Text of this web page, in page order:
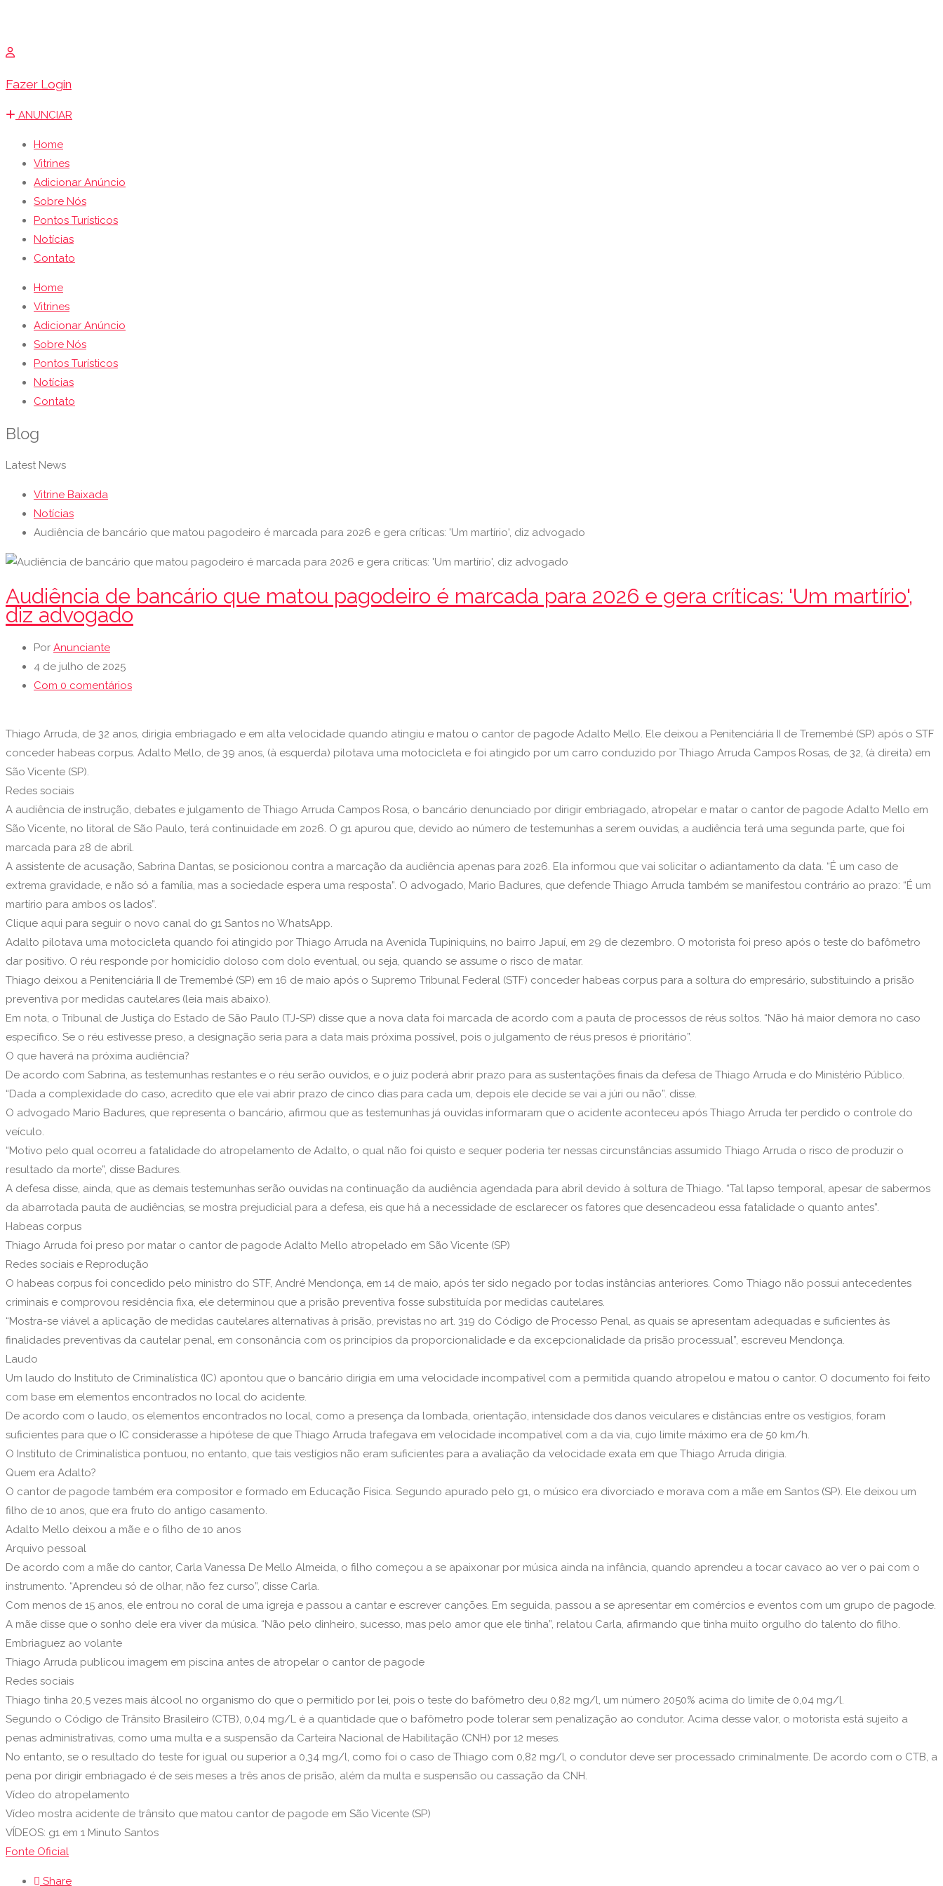
Fazer Login
ANUNCIAR
Home
Vitrines
Adicionar Anúncio
Sobre Nós
Pontos Turísticos
Notícias
Contato
Home
Vitrines
Adicionar Anúncio
Sobre Nós
Pontos Turísticos
Notícias
Contato
Blog
Latest News
Vitrine Baixada
Notícias
Audiência de bancário que matou pagodeiro é marcada para 2026 e gera críticas: 'Um martírio', diz advogado
Audiência de bancário que matou pagodeiro é marcada para 2026 e gera críticas: 'Um martírio',
diz advogado
Por Anunciante
4 de julho de 2025
Com 0 comentários
Thiago Arruda, de 32 anos, dirigia embriagado e em alta velocidade quando atingiu e matou o cantor de pagode Adalto Mello. Ele deixou a Penitenciária II de Tremembé (SP) após o STF
conceder habeas corpus. Adalto Mello, de 39 anos, (à esquerda) pilotava uma motocicleta e foi atingido por um carro conduzido por Thiago Arruda Campos Rosas, de 32, (à direita) em
São Vicente (SP).
Redes sociais
A audiência de instrução, debates e julgamento de Thiago Arruda Campos Rosa, o bancário denunciado por dirigir embriagado, atropelar e matar o cantor de pagode Adalto Mello em
São Vicente, no litoral de São Paulo, terá continuidade em 2026. O g1 apurou que, devido ao número de testemunhas a serem ouvidas, a audiência terá uma segunda parte, que foi
marcada para 28 de abril.
A assistente de acusação, Sabrina Dantas, se posicionou contra a marcação da audiência apenas para 2026. Ela informou que vai solicitar o adiantamento da data. “É um caso de
extrema gravidade, e não só a família, mas a sociedade espera uma resposta”. O advogado, Mario Badures, que defende Thiago Arruda também se manifestou contrário ao prazo: “É um
martírio para ambos os lados”.
Clique aqui para seguir o novo canal do g1 Santos no WhatsApp.
Adalto pilotava uma motocicleta quando foi atingido por Thiago Arruda na Avenida Tupiniquins, no bairro Japuí, em 29 de dezembro. O motorista foi preso após o teste do bafômetro
dar positivo. O réu responde por homicídio doloso com dolo eventual, ou seja, quando se assume o risco de matar.
Thiago deixou a Penitenciária II de Tremembé (SP) em 16 de maio após o Supremo Tribunal Federal (STF) conceder habeas corpus para a soltura do empresário, substituindo a prisão
preventiva por medidas cautelares (leia mais abaixo).
Em nota, o Tribunal de Justiça do Estado de São Paulo (TJ-SP) disse que a nova data foi marcada de acordo com a pauta de processos de réus soltos. “Não há maior demora no caso
específico. Se o réu estivesse preso, a designação seria para a data mais próxima possível, pois o julgamento de réus presos é prioritário”.
O que haverá na próxima audiência?
De acordo com Sabrina, as testemunhas restantes e o réu serão ouvidos, e o juiz poderá abrir prazo para as sustentações finais da defesa de Thiago Arruda e do Ministério Público.
“Dada a complexidade do caso, acredito que ele vai abrir prazo de cinco dias para cada um, depois ele decide se vai a júri ou não”. disse.
O advogado Mario Badures, que representa o bancário, afirmou que as testemunhas já ouvidas informaram que o acidente aconteceu após Thiago Arruda ter perdido o controle do
veículo.
“Motivo pelo qual ocorreu a fatalidade do atropelamento de Adalto, o qual não foi quisto e sequer poderia ter nessas circunstâncias assumido Thiago Arruda o risco de produzir o
resultado da morte”, disse Badures.
A defesa disse, ainda, que as demais testemunhas serão ouvidas na continuação da audiência agendada para abril devido à soltura de Thiago. “Tal lapso temporal, apesar de sabermos
da abarrotada pauta de audiências, se mostra prejudicial para a defesa, eis que há a necessidade de esclarecer os fatores que desencadeou essa fatalidade o quanto antes”.
Habeas corpus
Thiago Arruda foi preso por matar o cantor de pagode Adalto Mello atropelado em São Vicente (SP)
Redes sociais e Reprodução
O habeas corpus foi concedido pelo ministro do STF, André Mendonça, em 14 de maio, após ter sido negado por todas instâncias anteriores. Como Thiago não possui antecedentes
criminais e comprovou residência fixa, ele determinou que a prisão preventiva fosse substituída por medidas cautelares.
“Mostra-se viável a aplicação de medidas cautelares alternativas à prisão, previstas no art. 319 do Código de Processo Penal, as quais se apresentam adequadas e suficientes às
finalidades preventivas da cautelar penal, em consonância com os princípios da proporcionalidade e da excepcionalidade da prisão processual”, escreveu Mendonça.
Laudo
Um laudo do Instituto de Criminalística (IC) apontou que o bancário dirigia em uma velocidade incompatível com a permitida quando atropelou e matou o cantor. O documento foi feito
com base em elementos encontrados no local do acidente.
De acordo com o laudo, os elementos encontrados no local, como a presença da lombada, orientação, intensidade dos danos veiculares e distâncias entre os vestígios, foram
suficientes para que o IC considerasse a hipótese de que Thiago Arruda trafegava em velocidade incompatível com a da via, cujo limite máximo era de 50 km/h.
O Instituto de Criminalística pontuou, no entanto, que tais vestígios não eram suficientes para a avaliação da velocidade exata em que Thiago Arruda dirigia.
Quem era Adalto?
O cantor de pagode também era compositor e formado em Educação Física. Segundo apurado pelo g1, o músico era divorciado e morava com a mãe em Santos (SP). Ele deixou um
filho de 10 anos, que era fruto do antigo casamento.
Adalto Mello deixou a mãe e o filho de 10 anos
Arquivo pessoal
De acordo com a mãe do cantor, Carla Vanessa De Mello Almeida, o filho começou a se apaixonar por música ainda na infância, quando aprendeu a tocar cavaco ao ver o pai com o
instrumento. “Aprendeu só de olhar, não fez curso”, disse Carla.
Com menos de 15 anos, ele entrou no coral de uma igreja e passou a cantar e escrever canções. Em seguida, passou a se apresentar em comércios e eventos com um grupo de pagode.
A mãe disse que o sonho dele era viver da música. “Não pelo dinheiro, sucesso, mas pelo amor que ele tinha”, relatou Carla, afirmando que tinha muito orgulho do talento do filho.
Embriaguez ao volante
Thiago Arruda publicou imagem em piscina antes de atropelar o cantor de pagode
Redes sociais
Thiago tinha 20,5 vezes mais álcool no organismo do que o permitido por lei, pois o teste do bafômetro deu 0,82 mg/l, um número 2050% acima do limite de 0,04 mg/l.
Segundo o Código de Trânsito Brasileiro (CTB), 0,04 mg/L é a quantidade que o bafômetro pode tolerar sem penalização ao condutor. Acima desse valor, o motorista está sujeito a
penas administrativas, como uma multa e a suspensão da Carteira Nacional de Habilitação (CNH) por 12 meses.
No entanto, se o resultado do teste for igual ou superior a 0,34 mg/l, como foi o caso de Thiago com 0,82 mg/l, o condutor deve ser processado criminalmente. De acordo com o CTB, a
pena por dirigir embriagado é de seis meses a três anos de prisão, além da multa e suspensão ou cassação da CNH.
Vídeo do atropelamento
Vídeo mostra acidente de trânsito que matou cantor de pagode em São Vicente (SP)
VÍDEOS: g1 em 1 Minuto Santos
Fonte Oficial
Share